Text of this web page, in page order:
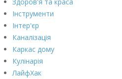
Інструменти
Інтер'єр
Каналізація
Каркас дому
Кулінарія
ЛайфХак